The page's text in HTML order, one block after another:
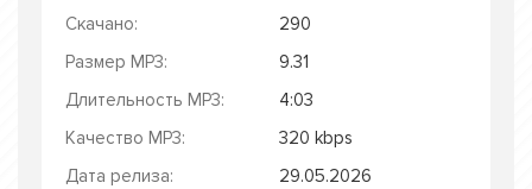
Скачано:
290
Размер MP3:
9.31
Длительность MP3:
4:03
Качество MP3:
320 kbps
Дата релиза:
29.05.2026